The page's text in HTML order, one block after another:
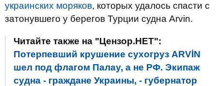
украинских моряков, которых удалось спасти с
затонувшего у берегов Турции судна Arvin.
Читайте также на "Цензор.НЕТ":
Потерпевший крушение сухогруз ARVİN
шел под флагом Палау, а не РФ. Экипаж
судна - граждане Украины, - губернатор